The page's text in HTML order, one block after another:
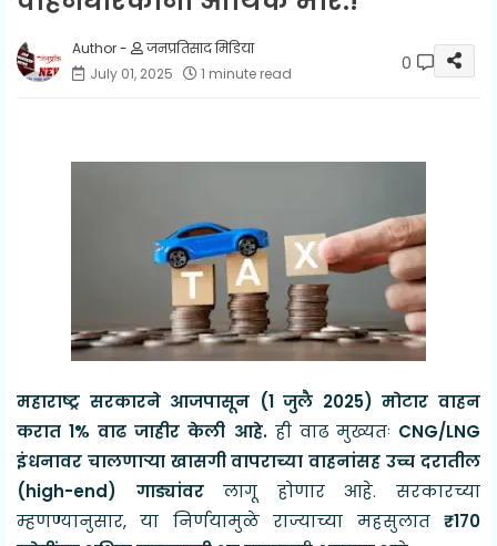
जनप्रतिसाद मिडिया
July 01, 2025
1 minute read 0
महाराष्ट्र सरकारने आजपासून (1 जुलै 2025) मोटार वाहन
करात 1% वाढ जाहीर केली आहे.ही वाढ मुख्यतः CNG/LNG
इंधनावर चालणाऱ्या खासगी वापराच्या वाहनांसह उच्च दरातील
(high-end) गाड्यांवरलागू होणार आहे. सरकारच्या
म्हणण्यानुसार, या निर्णयामुळे राज्याच्या महसुलात ₹170